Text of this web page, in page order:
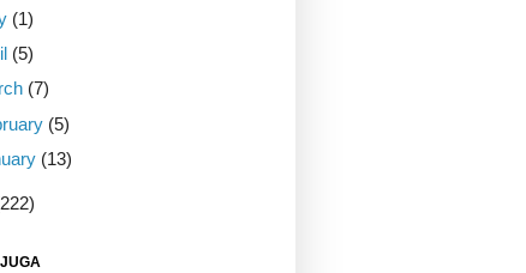
(1)
(5)
(7)
(5)
(13)